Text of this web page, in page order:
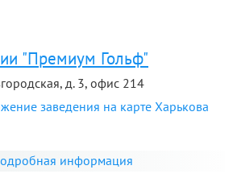
"Премиум Гольф"
д. 3, офис 214
заведения на карте Харькова
информация